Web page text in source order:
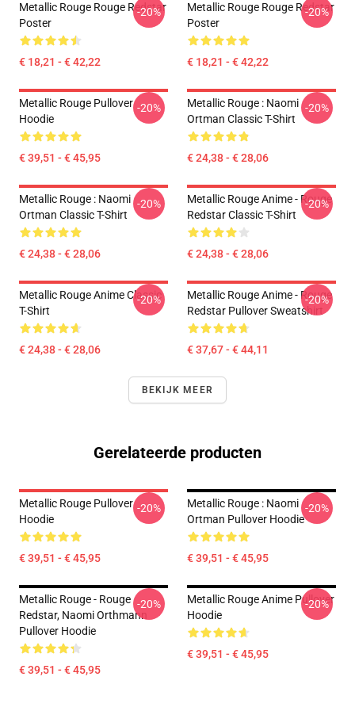
Metallic Rouge Rouge Redstar
Poster
€ 18,21 - € 42,22
-20%
Metallic Rouge Rouge Redstar
Poster
€ 18,21 - € 42,22
-20%
Metallic Rouge Pullover
Hoodie
€ 39,51 - € 45,95
-20%
Metallic Rouge : Naomi
Ortman Classic T-Shirt
€ 24,38 - € 28,06
-20%
Metallic Rouge : Naomi
Ortman Classic T-Shirt
€ 24,38 - € 28,06
-20%
Metallic Rouge Anime - Rouge
Redstar Classic T-Shirt
€ 24,38 - € 28,06
-20%
Metallic Rouge Anime Classic
T-Shirt
€ 24,38 - € 28,06
-20%
Metallic Rouge Anime - Rouge
Redstar Pullover Sweatshirt
€ 37,67 - € 44,11
-20%
BEKIJK MEER
Gerelateerde producten
Metallic Rouge Pullover
Hoodie
€ 39,51 - € 45,95
-20%
Metallic Rouge : Naomi
Ortman Pullover Hoodie
€ 39,51 - € 45,95
-20%
Metallic Rouge - Rouge
Redstar, Naomi Orthmann
Pullover Hoodie
€ 39,51 - € 45,95
-20%
Metallic Rouge Anime Pullover
Hoodie
€ 39,51 - € 45,95
-20%